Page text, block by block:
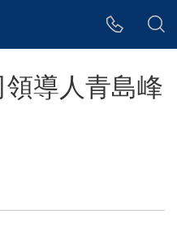
導人青島峰